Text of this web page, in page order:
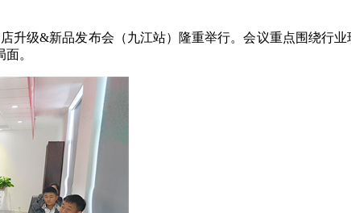
升级&新品发布会（九江站）隆重举行。会议重点围绕行
。